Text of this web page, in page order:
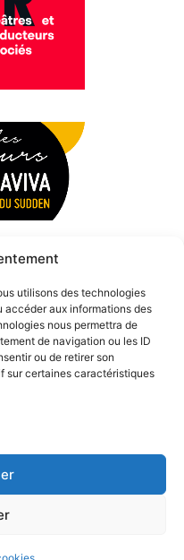
utilisons des technologies
aux informations des
nous permettra de
de navigation ou les ID
ou de retirer son
sur certaines caractéristiques
| Tous droits réservés.